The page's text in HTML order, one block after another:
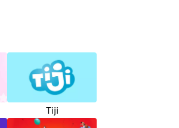
Tiji